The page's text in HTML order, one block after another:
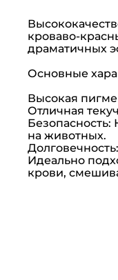
кроваво-
драматичных
Основные
Высокая
Отличная
на животных.
Идеально
крови,